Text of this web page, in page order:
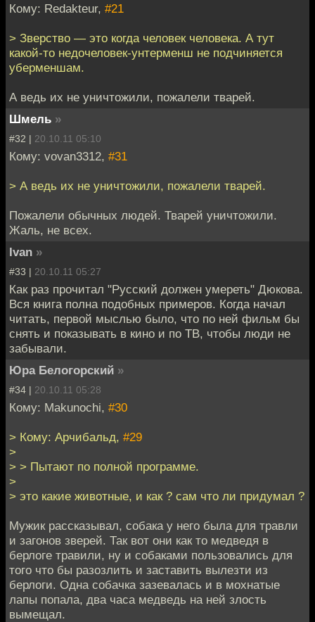
Кому: Redakteur, #21
> Зверство — это когда человек человека. А тут
какой-то недочеловек-унтерменш не подчиняется
уберменшам.
А ведь их не уничтожили, пожалели тварей.
Шмель »
#32 | 20.10.11 05:10
Кому: vovan3312, #31
> А ведь их не уничтожили, пожалели тварей.
Пожалели обычных людей. Тварей уничтожили.
Жаль, не всех.
Ivan »
#33 | 20.10.11 05:27
Как раз прочитал "Русский должен умереть" Дюкова.
Вся книга полна подобных примеров. Когда начал
читать, первой мыслью было, что по ней фильм бы
снять и показывать в кино и по ТВ, чтобы люди не
забывали.
Юра Белогорский »
#34 | 20.10.11 05:28
Кому: Makunochi, #30
> Кому: Арчибальд, #29
>
> > Пытают по полной программе.
>
> это какие животные, и как ? сам что ли придумал ?
Мужик рассказывал, собака у него была для травли
и загонов зверей. Так вот они как то медведя в
берлоге травили, ну и собаками пользовались для
того что бы разозлить и заставить вылезти из
берлоги. Одна собачка зазевалась и в мохнатые
лапы попала, два часа медведь на ней злость
вымещал.